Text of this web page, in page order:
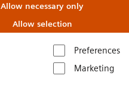
Allow necessary only
Allow selection
Preferences
Marketing